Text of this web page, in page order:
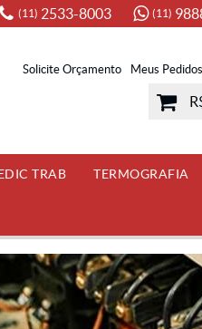
(11) 2533-8003 (11)
Solicite Orçamento Meus Pedidos
TRAB TERMOGRAFIA